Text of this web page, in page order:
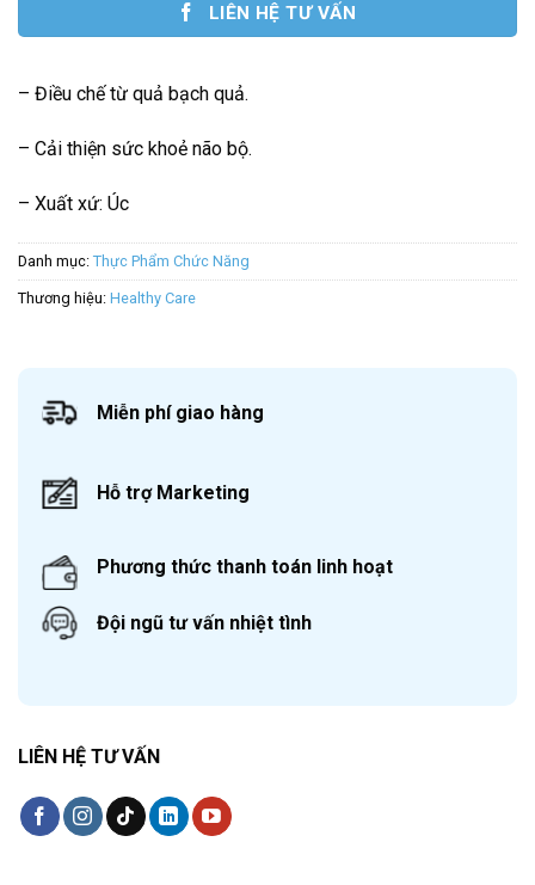
LIÊN HỆ TƯ VẤN
– Điều chế từ quả bạch quả.
– Cải thiện sức khoẻ não bộ.
– Xuất xứ: Úc
Danh mục: Thực Phẩm Chức Năng
Thương hiệu: Healthy Care
Miễn phí giao hàng
Hỗ trợ Marketing
Phương thức thanh toán linh hoạt
Đội ngũ tư vấn nhiệt tình
LIÊN HỆ TƯ VẤN